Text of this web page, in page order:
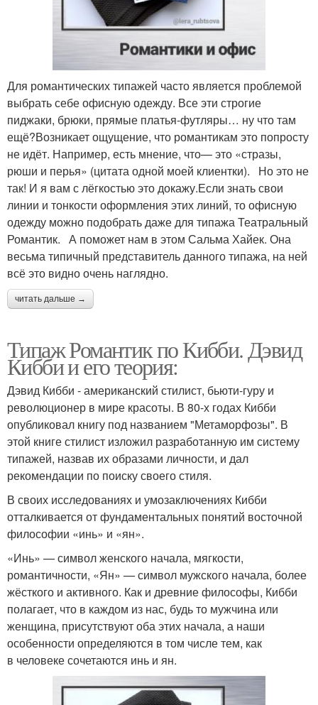
Для романтических типажей часто является проблемой
выбрать себе офисную одежду. Все эти строгие
пиджаки, брюки, прямые платья-футляры… ну что там
ещё?Возникает ощущение, что романтикам это попросту
не идёт. Например, есть мнение, что— это «стразы,
рюши и перья» (цитата одной моей клиентки).⠀Но это не
так! И я вам с лёгкостью это докажу.Если знать свои
линии и тонкости оформления этих линий, то офисную
одежду можно подобрать даже для типажа Театральный
Романтик.⠀А поможет нам в этом Сальма Хайек. Она
весьма типичный представитель данного типажа, на ней
всё это видно очень наглядно.
читать дальше →
Типаж Романтик по Кибби. Дэвид
Кибби и его теория:
Дэвид Кибби - американский стилист, бьюти-гуру и
революционер в мире красоты. В 80-х годах Кибби
опубликовал книгу под названием "Метаморфозы". В
этой книге стилист изложил разработанную им систему
типажей, назвав их образами личности, и дал
рекомендации по поиску своего стиля.
В своих исследованиях и умозаключениях Кибби
отталкивается от фундаментальных понятий восточной
философии «инь» и «ян».
«Инь» — символ женского начала, мягкости,
романтичности, «Ян» — символ мужского начала, более
жёсткого и активного. Как и древние философы, Кибби
полагает, что в каждом из нас, будь то мужчина или
женщина, присутствуют оба этих начала, а наши
особенности определяются в том числе тем, как
в человеке сочетаются инь и ян.